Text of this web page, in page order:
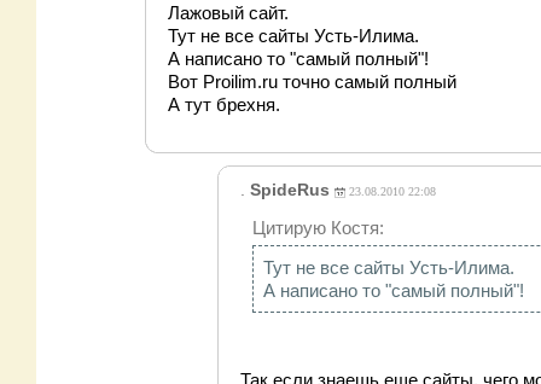
Лажовый сайт.
Тут не все сайты Усть-Илима.
А написано то "самый полный"!
Вот Proilim.ru точно самый полный
А тут брехня.
SpideRus 23.08.2010 22:08
Цитирую Костя:
Тут не все сайты Усть-Илима.
А написано то "самый полный"!
Так если знаешь еще сайты, чего